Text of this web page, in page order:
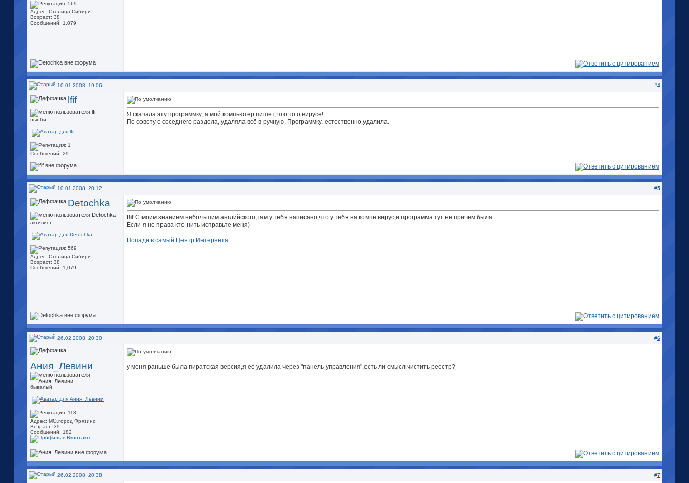
Адрес: Столица Сибири
Возраст: 38
Сообщений: 1,079
10.01.2008, 19:06 #4
lfif
ньюби
Сообщений: 29
Я скачала эту программку, а мой компьютер пишет, что то о вирусе!
По совету с соседнего раздела, удаляла всё в ручную. Программку, естественно,удалила.
10.01.2008, 20:12 #5
Detochka
активист
Адрес: Столица Сибири
Возраст: 38
Сообщений: 1,079
lfif С моим знанием небольшим английского,там у тебя написано,что у тебя на компе вирус,и программа тут не причем была.
Если я не права кто-нить исправьте меня)
Попади в самый Центр Интернета
26.02.2008, 20:30 #6
Ания_Левини
бывалый
Адрес: МО,город Фрязино
Возраст: 39
Сообщений: 182
у меня раньше была пиратская версия,я ее удалила через "панель управления",есть ли смысл чистить реестр?
26.02.2008, 20:38 #7